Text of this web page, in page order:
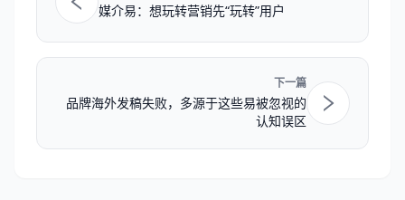
媒介易：想玩转营销先“玩转”用户
下一篇
品牌海外发稿失败，多源于这些易被忽视的
认知误区